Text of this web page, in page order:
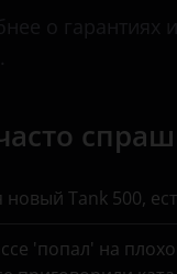
новый Tank 500,
'попал' на